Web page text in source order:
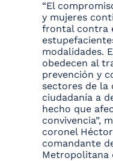
“El
y mujeres
frontal contra
modalidades.
obedecen al
prevención y
sectores de la
ciudadanía a
hecho que
convivencia”,
coronel
comandante
Metropolitana